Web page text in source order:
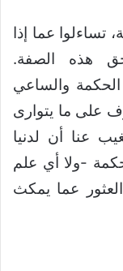
تساءلوا عما إذا
هذه الصفة.
والساعي
على ما يتوارى
عنا أن لدنيا
-ولا أي علم
عما يمكث